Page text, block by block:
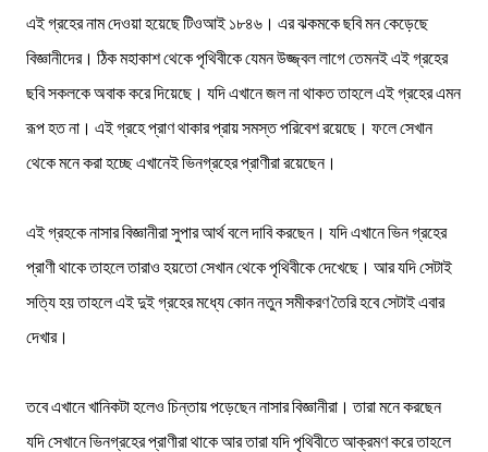
এই গ্রহের নাম দেওয়া হয়েছে টিওআই ১৮৪৬। এর ঝকমকে ছবি মন কেড়েছে
বিজ্ঞানীদের। ঠিক মহাকাশ থেকে পৃথিবীকে যেমন উজ্জ্বল লাগে তেমনই এই গ্রহের
ছবি সকলকে অবাক করে দিয়েছে। যদি এখানে জল না থাকত তাহলে এই গ্রহের এমন
রূপ হত না। এই গ্রহে প্রাণ থাকার প্রায় সমস্ত পরিবেশ রয়েছে। ফলে সেখান
থেকে মনে করা হচ্ছে এখানেই ভিনগ্রহের প্রাণীরা রয়েছেন।
এই গ্রহকে নাসার বিজ্ঞানীরা সুপার আর্থ বলে দাবি করছেন। যদি এখানে ভিন গ্রহের
প্রাণী থাকে তাহলে তারাও হয়তো সেখান থেকে পৃথিবীকে দেখেছে। আর যদি সেটাই
সত্যি হয় তাহলে এই দুই গ্রহের মধ্যে কোন নতুন সমীকরণ তৈরি হবে সেটাই এবার
দেখার।
তবে এখানে খানিকটা হলেও চিন্তায় পড়েছেন নাসার বিজ্ঞানীরা। তারা মনে করছেন
যদি সেখানে ভিনগ্রহের প্রাণীরা থাকে আর তারা যদি পৃথিবীতে আক্রমণ করে তাহলে